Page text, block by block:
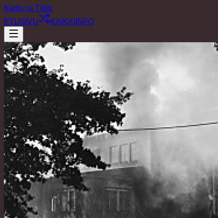
Karhu ja Tähti
ETUSIVU
KAIKKI INFO